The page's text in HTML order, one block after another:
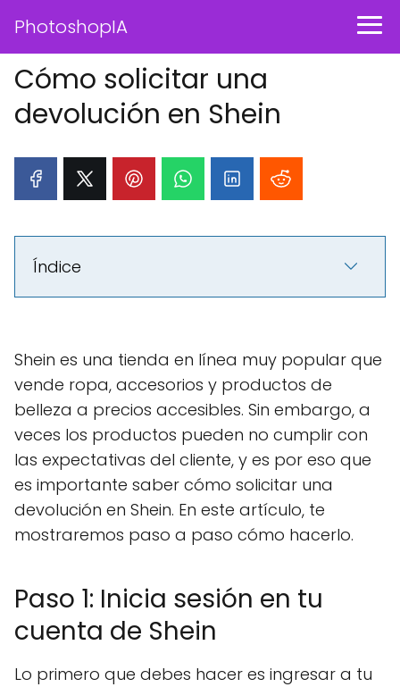
PhotoshopIA
Cómo solicitar una
devolución en Shein
Índice
Shein es una tienda en línea muy popular que
vende ropa, accesorios y productos de
belleza a precios accesibles. Sin embargo, a
veces los productos pueden no cumplir con
las expectativas del cliente, y es por eso que
es importante saber cómo solicitar una
devolución en Shein. En este artículo, te
mostraremos paso a paso cómo hacerlo.
Paso 1: Inicia sesión en tu
cuenta de Shein
Lo primero que debes hacer es ingresar a tu